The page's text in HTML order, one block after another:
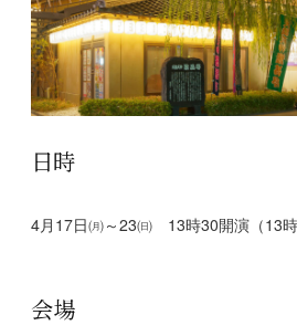
日時
4月17日㈪～23㈰ 13時30開演（13時
会場